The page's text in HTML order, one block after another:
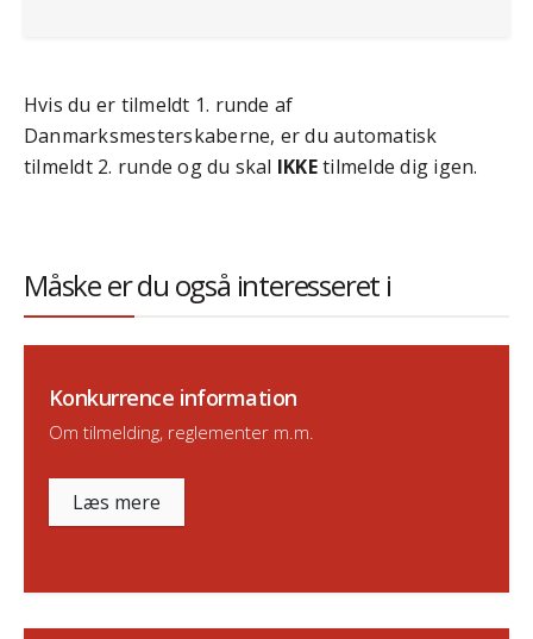
Hvis du er tilmeldt 1. runde af
Danmarksmesterskaberne, er du automatisk
tilmeldt 2. runde og du skal IKKEtilmelde dig igen.
Måske er du også interesseret i
Konkurrence information
Om tilmelding, reglementer m.m.
Læs mere